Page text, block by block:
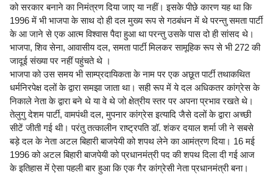
को सरकार बनाने का निमंत्रण दिया जाए या नहीं। इसके पीछे कारण यह था कि
1996 में भी भाजपा के साथ दो ही दल मुख्य रूप से गठबंधन में थे परन्तु समता पार्टी
के आ जाने से एक आत्म विश्वास पैदा हुआ था परन्तु उसके पास दो ही सांसद थे।
भाजपा, शिव सेना, आवासीय दल, समता पार्टी मिलकर सामूहिक रूप से भी 272 की
जादूई संख्या पर नहीं पहुंचते थे ।
भाजपा को उस समय भी साम्प्रदायिकता के नाम पर एक अछूत पार्टी तथाकथित
धर्मनिरपेक्ष दलों के द्वारा समझा जाता था। सही रूप में ये दल अधिकतर कांग्रेस के
निकाले नेता के द्वारा बने थे या वे थे जो क्षेत्रीय स्तर पर अपना प्रभाव रखते थे।
तेलुगु देशम पार्टी, वामपंथी दल, मुपनार कांग्रेस इत्यादि जैसे दलों के द्वारा अच्छी
सीटें जीती गई थी। परंतु तत्कालीन राष्ट्रपति डॉ. शंकर दयाल शर्मा जी ने सबसे
बड़े दल के नेता अटल बिहारी बाजपेयी को शपथ लेने का आमंत्रण दिया। 16 मई
1996 को अटल बिहारी बाजपेयी को प्रधानमंत्री पद की शपथ दिला दी गई आज
के इतिहास में ऐसा पहली बार हुआ कि एक गैर कांग्रेसी नेता प्रधानमंत्री बना।